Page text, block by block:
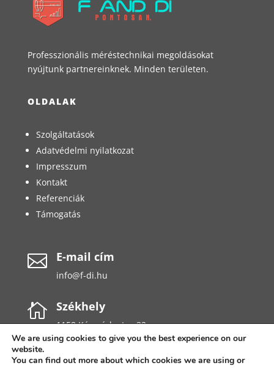
Professzionális méréstechnikai megoldásokat
nyújtunk partnereinknek. Minden területen.
OLDALAK
Szolgáltatások
Adatvédelmi nyilatkozat
Impresszum
Kontakt
Referenciák
Támogatás
 E-mail cím
info@f-di.hu
 Székhely
1158 Késmárk utca 32.
We are using cookies to give you the best experience on our
website.
You can find out more about which cookies we are using or